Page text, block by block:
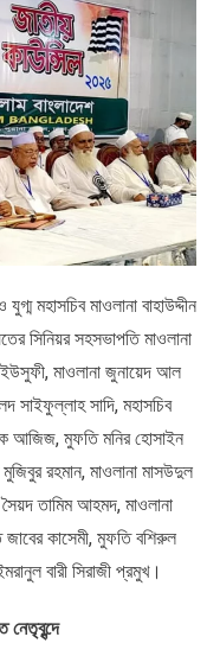
মহাসচিব মাওলানা বাহাউদ্দীন
সিনিয়র সহসভাপতি মাওলানা
মাওলানা জুনায়েদ আল
সাইফুল্লাহ সাদি, মহাসচিব
আজিজ, মুফতি মনির হোসাইন
মুজিবুর রহমান, মাওলানা মাস‌উদুল
তামিম আহমদ, মাওলানা
জাবের কাসেমী, মুফতি বশিরুল
বারী সিরাজী প্রমুখ।
নেতৃবৃন্দে